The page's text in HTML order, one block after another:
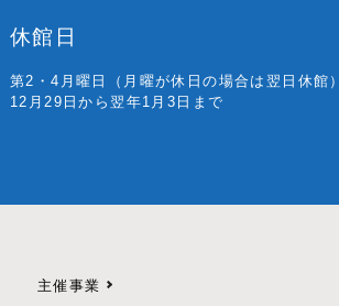
休館日
第2・4月曜日
（月曜が休日の場合は翌日休館）
12月29日から翌年1月3日まで
主催事業